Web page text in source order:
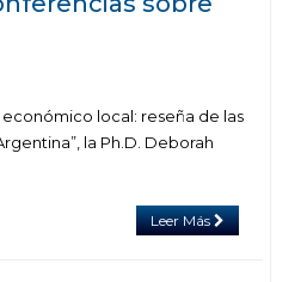
local: reseña de las
la Ph.D. Deborah
Leer Más